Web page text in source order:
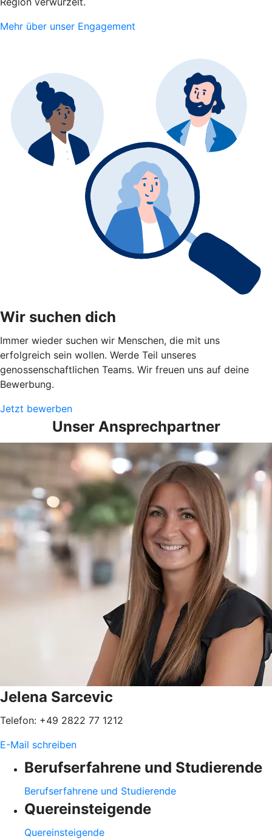
Mehr über unser Engagement
Wir suchen dich
Immer wieder suchen wir Menschen, die mit uns
erfolgreich sein wollen. Werde Teil unseres
genossenschaftlichen Teams. Wir freuen uns auf deine
Bewerbung.
Jetzt bewerben
Unser Ansprechpartner
Jelena Sarcevic
Telefon: +49 2822 77 1212
E-Mail schreiben
Berufserfahrene und Studierende
Berufserfahrene und Studierende
Quereinsteigende
Quereinsteigende